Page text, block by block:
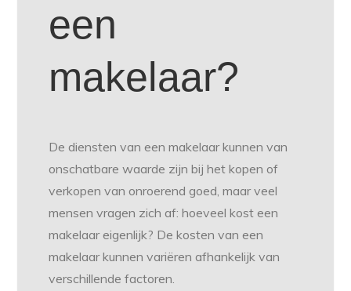
een
makelaar?
De diensten van een makelaar kunnen van
onschatbare waarde zijn bij het kopen of
verkopen van onroerend goed, maar veel
mensen vragen zich af: hoeveel kost een
makelaar eigenlijk? De kosten van een
makelaar kunnen variëren afhankelijk van
verschillende factoren.